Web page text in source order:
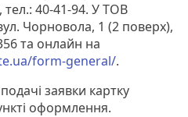
40-41-94. У ТОВ
Чорновола, 1 (2 поверх),
та онлайн на
form-general/.
заявки картку
оформлення.